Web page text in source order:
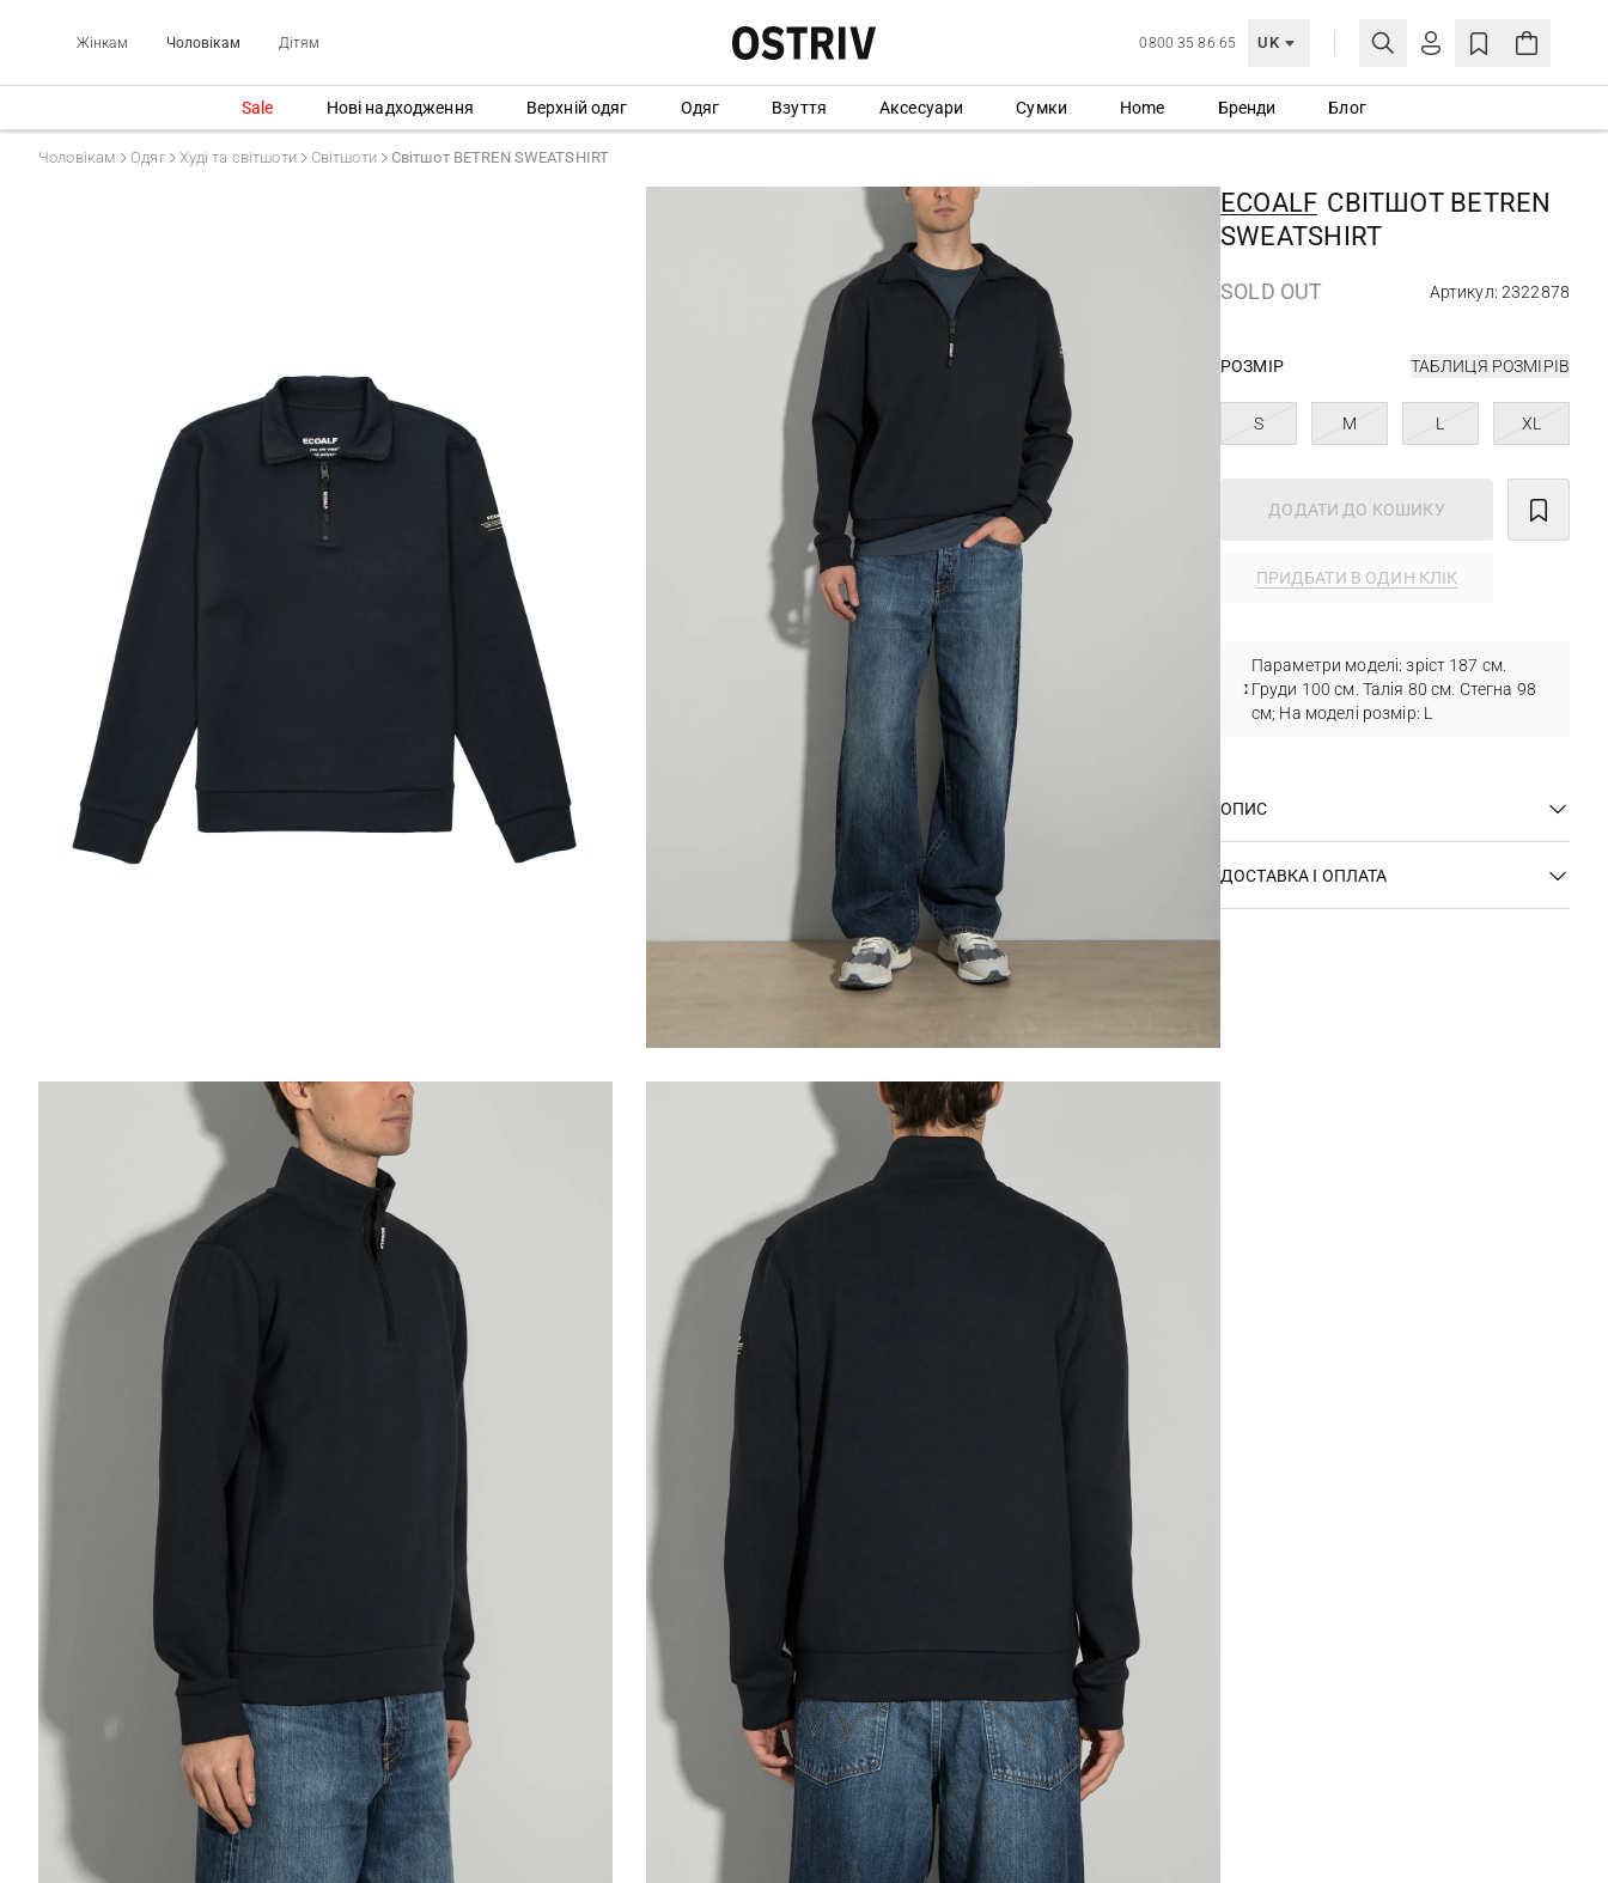
Жінкам Чоловікам Дітям 0800 35 86 65 UK
МОЯ ОБЛІКІВКА
Ще не зареєстровані?
СТВОРИТИ ОБЛІКІВКУ
Sale Нові надходження Верхній одяг Одяг Взуття Аксесуари Сумки Home Бренди Блог
Чоловікам Одяг Худі та світшоти Світшоти Світшот BETREN SWEATSHIRT
ECOALF СВІТШОТ BETREN
SWEATSHIRT
SOLD OUT Артикул: 2322878
РОЗМІР ТАБЛИЦЯ РОЗМІРІВ
S M L XL
ДОДАТИ ДО КОШИКУ
ПРИДБАТИ В ОДИН КЛІК
Параметри моделі: зріст 187 см.
Груди 100 см. Талія 80 см. Стегна 98
см; На моделі розмір: L
ОПИС
ДОСТАВКА І ОПЛАТА